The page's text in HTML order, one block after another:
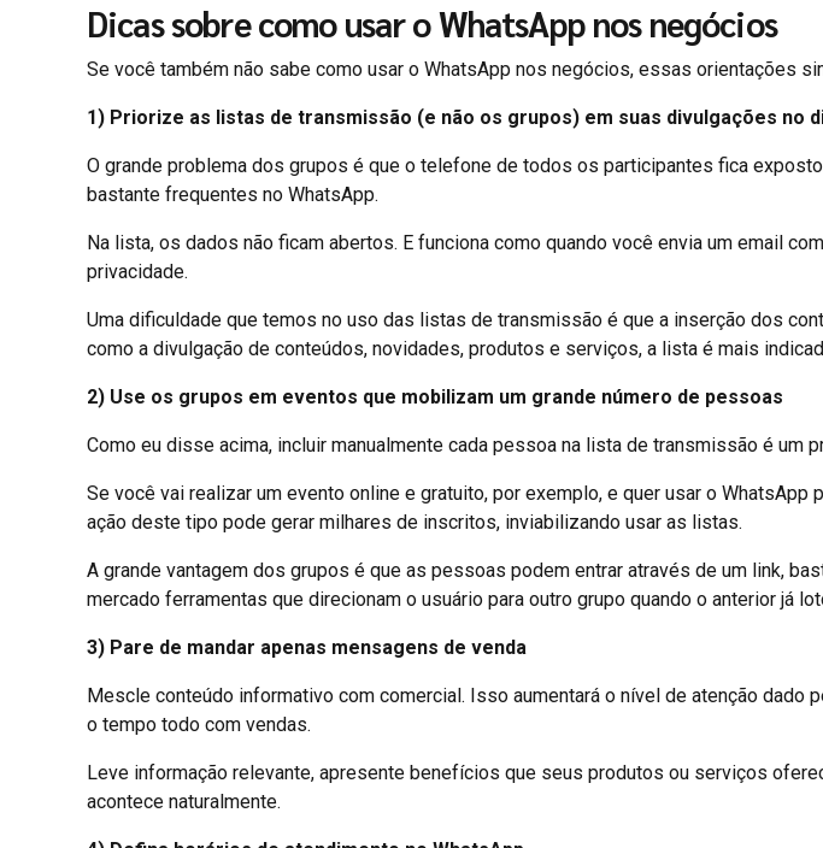
Dicas sobrecomo usar o WhatsApp nos negócios
Se você também não sabe como usar o WhatsApp nos negócios, essas orientações
1) Priorize as listas de transmissão (e não os grupos) em suas divulgações no
O grande problema dos grupos é que o telefone de todos os participantes fica
bastante frequentes no WhatsApp.
Na lista, os dados não ficam abertos. E funciona como quando você envia um email
privacidade.
Uma dificuldade que temos no uso das listas de transmissão é que a inserção dos
como a divulgação de conteúdos, novidades, produtos e serviços, a lista é mais
2) Use os grupos em eventos que mobilizam um grande número de pessoas
Como eu disse acima, incluir manualmente cada pessoa na lista de transmissão é
Se você vai realizar um evento online e gratuito, por exemplo, e quer usar o
ação deste tipo pode gerar milhares de inscritos, inviabilizando usar as listas.
A grande vantagem dos grupos é que as pessoas podem entrar através de um link,
mercado ferramentas que direcionam o usuário para outro grupo quando o anterior já
3) Pare de mandar apenas mensagens de venda
Mescle conteúdo informativo com comercial. Isso aumentará o nível de atenção dado
o tempo todo com vendas.
Leve informação relevante, apresente benefícios que seus produtos ou serviços
acontece naturalmente.